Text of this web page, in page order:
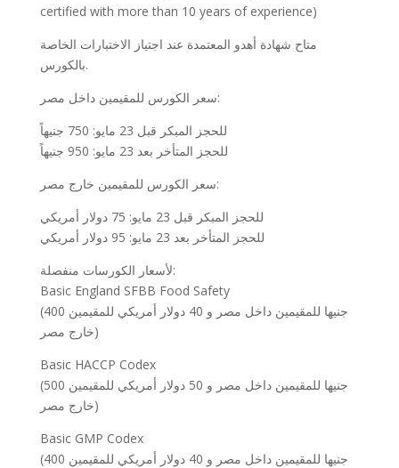
certified with more than 10 years of experience)
متاح شهادة أهدو المعتمدة عند اجتياز الاختبارات الخاصة
بالكورس.
سعر الكورس للمقيمين داخل مصر:
للحجز المبكر قبل 23 مايو: 750 جنيهاً
للحجز المتأخر بعد 23 مايو: 950 جنيهاً
سعر الكورس للمقيمين خارج مصر:
للحجز المبكر قبل 23 مايو: 75 دولار أمريكي
للحجز المتأخر بعد 23 مايو: 95 دولار أمريكي
لأسعار الكورسات منفصلة:
Basic England SFBB Food Safety
(400 جنيها للمقيمين داخل مصر و 40 دولار أمريكي للمقيمين
خارج مصر)
Basic HACCP Codex
(500 جنيها للمقيمين داخل مصر و 50 دولار أمريكي للمقيمين
خارج مصر)
Basic GMP Codex
(400 جنيها للمقيمين داخل مصر و 40 دولار أمريكي للمقيمين